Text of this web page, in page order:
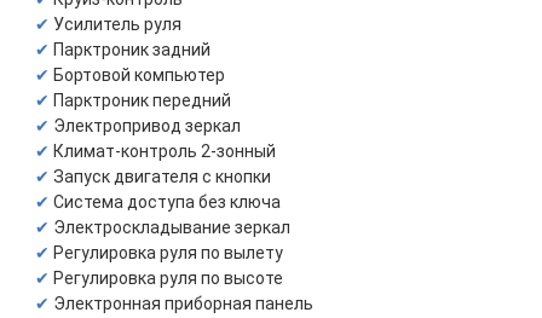
Усилитель руля
Парктроник задний
Бортовой компьютер
Парктроник передний
Электропривод зеркал
Климат-контроль 2-зонный
Запуск двигателя с кнопки
Система доступа без ключа
Электроскладывание зеркал
Регулировка руля по вылету
Регулировка руля по высоте
Электронная приборная панель